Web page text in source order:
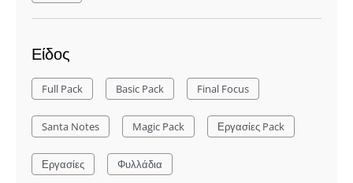
Είδος
Full Pack Basic Pack Final Focus
Santa Notes Magic Pack Εργασίες Pack
Εργασίες Φυλλάδια